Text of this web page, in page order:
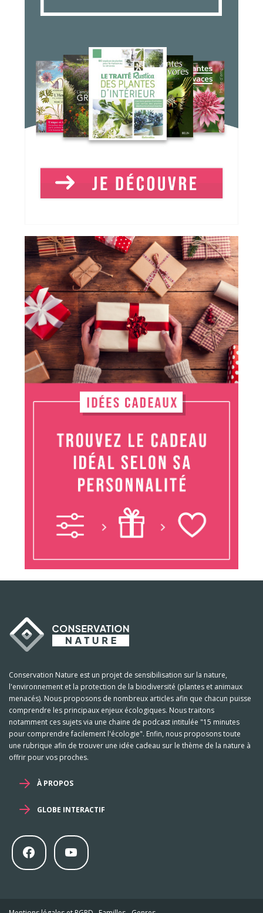
Conservation Nature est un projet de sensibilisation sur la nature,
l'environnement et la protection de la biodiversité (plantes et animaux
menacés). Nous proposons de nombreux articles afin que chacun puisse
comprendre les principaux enjeux écologiques. Nous traitons
notamment ces sujets via une chaine de podcast intitulée "15 minutes
pour comprendre facilement l'écologie". Enfin, nous proposons toute
une rubrique afin de trouver une idée cadeau sur le thème de la nature à
offrir pour vos proches.
À PROPOS
GLOBE INTERACTIF